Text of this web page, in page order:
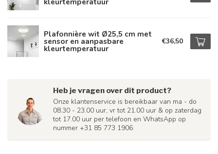
Plafonnière wit Ø25,5 cm met
sensor en aanpasbare
kleurtemperatuur
€36,50
Heb je vragen over dit product?
Onze klantenservice is bereikbaar van ma - do
08.30 - 23.00 uur, vr tot 21.00 uur & op zaterdag
tot 17.00 uur per telefoon en WhatsApp op
nummer +31 85 773 1906